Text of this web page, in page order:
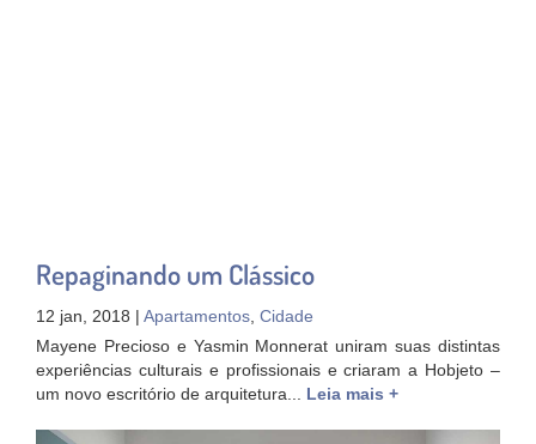
Repaginando um Clássico
12 jan, 2018 | Apartamentos Cidade
Mayene Precioso e Yasmin Monnerat uniram suas distintas
experiências culturais e profissionais e criaram a Hobjeto –
um novo escritório de arquitetura... Leia mais +